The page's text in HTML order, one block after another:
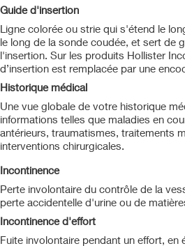
Guide d'insertion
Ligne colorée ou strie qui s'étend le
le long de la sonde coudée, et sert de
l'insertion. Sur les produits Hollister
d’insertion est remplacée par une
Historique médical
Une vue globale de votre historique
informations telles que maladies en
antérieurs, traumatismes, traitements
interventions chirurgicales.
Incontinence
Perte involontaire du contrôle de la
perte accidentelle d'urine ou de
Incontinence d'effort
Fuite involontaire pendant un effort, en